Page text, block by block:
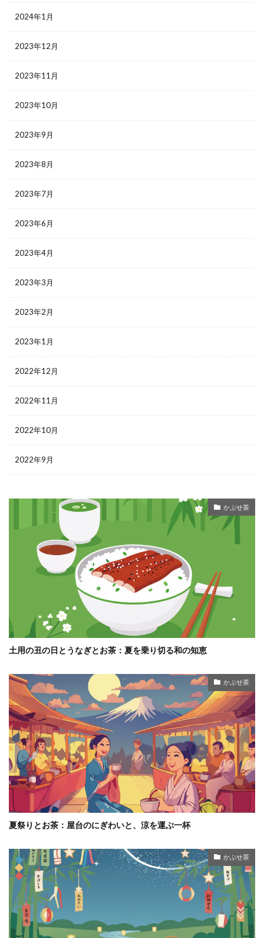
2024年1月
2023年12月
2023年11月
2023年10月
2023年9月
2023年8月
2023年7月
2023年6月
2023年4月
2023年3月
2023年2月
2023年1月
2022年12月
2022年11月
2022年10月
2022年9月
かぶせ茶
土用の丑の日とうなぎとお茶：夏を乗り切る和の知恵
かぶせ茶
夏祭りとお茶：屋台のにぎわいと、涼を運ぶ一杯
かぶせ茶